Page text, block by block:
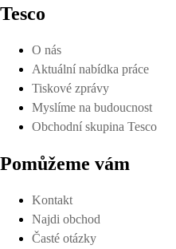
Tesco
O nás
Aktuální nabídka práce
Tiskové zprávy
Myslíme na budoucnost
Obchodní skupina Tesco
Pomůžeme vám
Kontakt
Najdi obchod
Časté otázky